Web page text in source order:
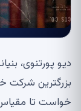
خواست تا